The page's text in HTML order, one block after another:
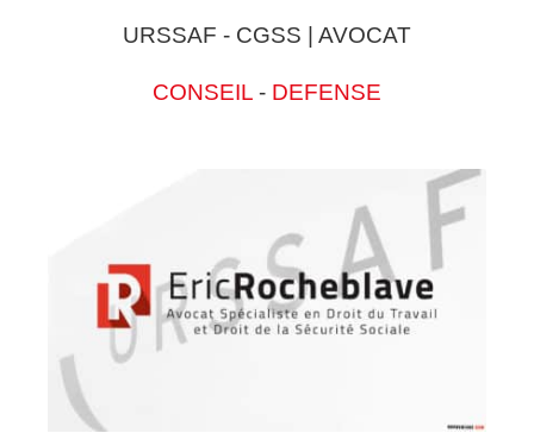
URSSAF - CGSS | AVOCAT
CONSEIL - DEFENSE